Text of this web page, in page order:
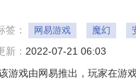
签： 网易游戏 魔幻
新： 2022-07-21 06:03
游戏由网易推出，玩家在游